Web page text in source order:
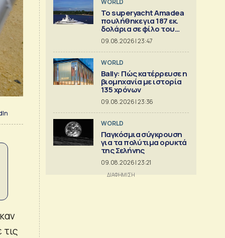
WORLD
To superyacht Amadea
πουλήθηκε για 187 εκ.
δολάρια σε φίλο του
Τραμπ
09.08.2026 | 23:47
WORLD
Bally: Πώς κατέρρευσε η
βιομηχανία με ιστορία
135 χρόνων
09.08.2026 | 23:36
WORLD
Παγκόσμια σύγκρουση
για τα πολύτιμα ορυκτά
της Σελήνης
09.08.2026 | 23:21